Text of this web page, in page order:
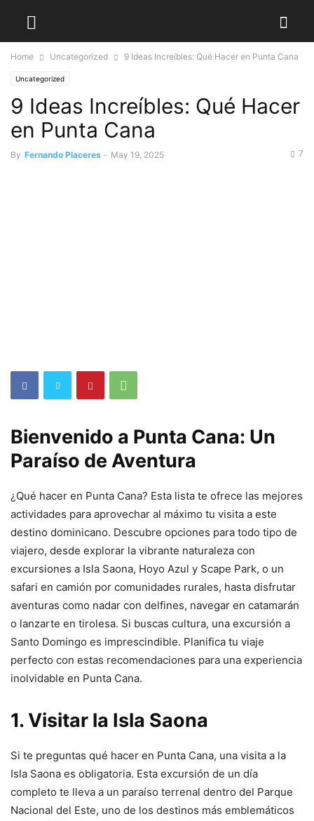
Home Uncategorized 9 Ideas Increíbles: Qué Hacer en Punta Cana
Uncategorized
9 Ideas Increíbles: Qué Hacer
en Punta Cana
By Fernando Placeres - May 19, 2025 7
Bienvenido a Punta Cana: Un
Paraíso de Aventura
¿Qué hacer en Punta Cana? Esta lista te ofrece las mejores
actividades para aprovechar al máximo tu visita a este
destino dominicano. Descubre opciones para todo tipo de
viajero, desde explorar la vibrante naturaleza con
excursiones a Isla Saona, Hoyo Azul y Scape Park, o un
safari en camión por comunidades rurales, hasta disfrutar
aventuras como nadar con delfines, navegar en catamarán
o lanzarte en tirolesa. Si buscas cultura, una excursión a
Santo Domingo es imprescindible. Planifica tu viaje
perfecto con estas recomendaciones para una experiencia
inolvidable en Punta Cana.
1. Visitar la Isla Saona
Si te preguntas qué hacer en Punta Cana, una visita a la
Isla Saona es obligatoria. Esta excursión de un día
completo te lleva a un paraíso terrenal dentro del Parque
Nacional del Este, uno de los destinos más emblemáticos